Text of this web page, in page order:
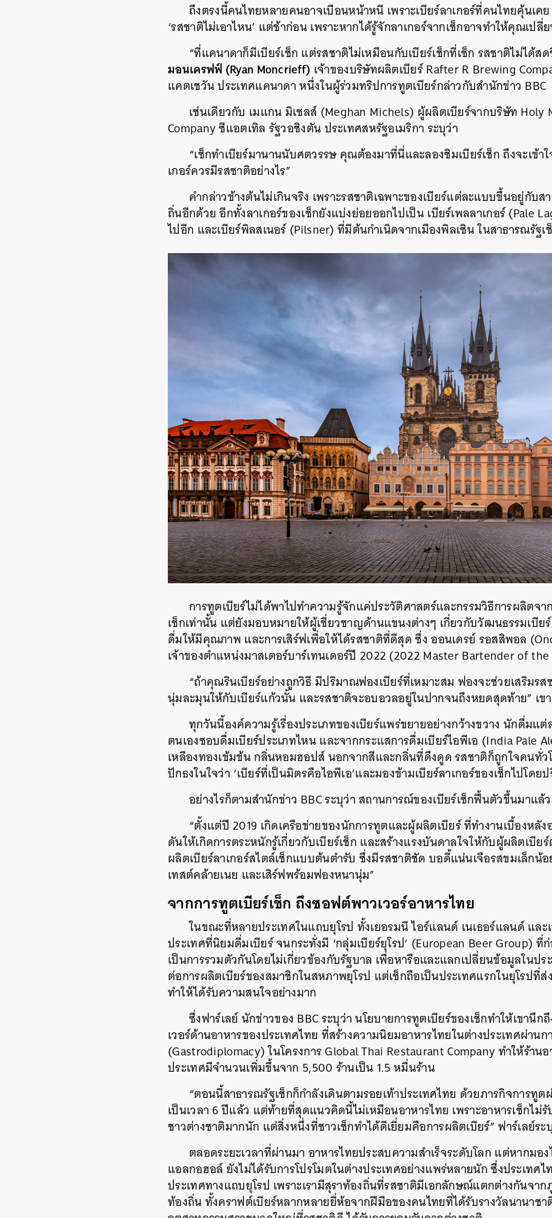
ถึงตรงนี้คนไทยหลายคนอาจเบือนหน้าหนี เพราะเบียร์ลาเกอร์ที่คนไทยคุ้นเค
‘รสชาติไม่เอาไหน’ แต่ช้าก่อน เพราะหากได้รู้จักลาเกอร์จากเช็กอาจทำให้คุณเป
“ที่แคนาดาก็มีเบียร์เช็ก แต่รสชาติไม่เหมือนกับเบียร์เช็กที่เช็ก รสชาติไม่ได้ส
มอนเครฟฟ์ (Ryan Moncrieff) เจ้าของบริษัทผลิตเบียร์ Rafter R Brewing
แคตเชวัน ประเทศแคนาดา หนึ่งในผู้ร่วมทริปการทูตเบียร์กล่าวกับสำนักข่าว BBC
เช่นเดียวกับ เมแกน มิเชลส์ (Meghan Michels) ผู้ผลิตเบียร์จากบริษัท Holy
Company ซีแอตเทิล รัฐวอชิงตัน ประเทศสหรัฐอเมริกา ระบุว่า
“เช็กทำเบียร์มานานนับศตวรรษ คุณต้องมาที่นี่และลองชิมเบียร์เช็ก ถึงจะเข้า
เกอร์ควรมีรสชาติอย่างไร”
คำกล่าวข้างต้นไม่เกินจริง เพราะรสชาติเฉพาะของเบียร์แต่ละแบบขึ้นอยู่กับ
ถิ่นอีกด้วย อีกทั้งลาเกอร์ของเช็กยังแบ่งย่อยออกไปเป็น เบียร์เพลลาเกอร์ (Pale
ไปอีก และเบียร์พิลสเนอร์ (Pilsner) ที่มีต้นกำเนิดจากเมืองพิลเซิน ในสาธารณรัฐเ
การทูตเบียร์ไม่ได้พาไปทำความรู้จักแค่ประวัติศาสตร์และกรรมวิธีการผลิตจา
เช็กเท่านั้น แต่ยังมอบหมายให้ผู้เชี่ยวชาญด้านแขนงต่างๆ เกี่ยวกับวัฒนธรรมเบีย
ดื่มให้มีคุณภาพ และการเสิร์ฟเพื่อให้ได้รสชาติที่ดีสุด ซึ่ง ออนเดรย์ รอสสิพอล
เจ้าของตำแหน่งมาสเตอร์บาร์เทนเดอร์ปี 2022 (2022 Master Bartender of
“ถ้าคุณรินเบียร์อย่างถูกวิธี มีปริมาณฟองเบียร์ที่เหมาะสม ฟองจะช่วยเสริมร
นุ่มละมุนให้กับเบียร์แก้วนั้น และรสชาติจะอบอวลอยู่ในปากจนถึงหยดสุดท้าย” เข
ทุกวันนี้องค์ความรู้เรื่องประเภทของเบียร์แพร่ขยายอย่างกว้างขวาง นักดื่มแ
ตนเองชอบดื่มเบียร์ประเภทไหน และจากกระแสการดื่มเบียร์ไอพีเอ (India Pale
เหลืองทองเข้มข้น กลิ่นหอมฮอปส์ นอกจากสีและกลิ่นที่ดึงดูด รสชาติก็ถูกใจคนทั่
ปักธงในใจว่า ‘เบียร์ที่เป็นมิตรคือไอพีเอ’และมองข้ามเบียร์ลาเกอร์ของเช็กไปโดย
อย่างไรก็ตามสำนักข่าว BBC ระบุว่า สถานการณ์ของเบียร์เช็กฟื้นตัวขึ้นมาแล้ว
“ตั้งแต่ปี 2019 เกิดเครือข่ายของนักการทูตและผู้ผลิตเบียร์ ที่ทำงานเบื้องหลัง
ดันให้เกิดการตระหนักรู้เกี่ยวกับเบียร์เช็ก และสร้างแรงบันดาลใจให้กับผู้ผลิตเบีย
ผลิตเบียร์ลาเกอร์สไตล์เช็กแบบต้นตำรับ ซึ่งมีรสชาติชัด บอดี้แน่นเจือรสขมเล็กน้
เทสต์คล้ายเนย และเสิร์ฟพร้อมฟองหนานุ่ม”
จากการทูตเบียร์เช็ก ถึงซอฟต์พาวเวอร์อาหารไทย
ในขณะที่หลายประเทศในแถบยุโรป ทั้งเยอรมนี ไอร์แลนด์ เนเธอร์แลนด์ และ
ประเทศที่นิยมดื่มเบียร์ จนกระทั่งมี ‘กลุ่มเบียร์ยุโรป’ (European Beer Group)
เป็นการรวมตัวกันโดยไม่เกี่ยวข้องกับรัฐบาล เพื่อหารือและแลกเปลี่ยนข้อมูลในปร
ต่อการผลิตเบียร์ของสมาชิกในสหภาพยุโรป แต่เช็กถือเป็นประเทศแรกในยุโรปที่ส่
ทำให้ได้รับความสนใจอย่างมาก
ซึ่งฟาร์เลย์ นักข่าวของ BBC ระบุว่า นโยบายการทูตเบียร์ของเช็กทำให้เขานึ
เวอร์ด้านอาหารของประเทศไทย ที่สร้างความนิยมอาหารไทยในต่างประเทศผ่าน
(Gastrodiplomacy) ในโครงการ Global Thai Restaurant Company ทำให้ร้าน
ประเทศมีจำนวนเพิ่มขึ้นจาก 5,500 ร้านเป็น 1.5 หมื่นร้าน
“ตอนนี้สาธารณรัฐเช็กก็กำลังเดินตามรอยเท้าประเทศไทย ด้วยภารกิจการทูต
เป็นเวลา 6 ปีแล้ว แต่ท้ายที่สุดแนวคิดนี้ไม่เหมือนอาหารไทย เพราะอาหารเช็กไม่
ชาวต่างชาติมากนัก แต่สิ่งหนึ่งที่ชาวเช็กทำได้ดีเยี่ยมคือการผลิตเบียร์” ฟาร์เลย์ระบุ
ตลอดระยะเวลาที่ผ่านมา อาหารไทยประสบความสำเร็จระดับโลก แต่หากมอง
แอลกอฮอล์ ยังไม่ได้รับการโปรโมตในต่างประเทศอย่างแพร่หลายนัก ซึ่งประเท
ประเทศทางแถบยุโรป เพราะเรามีสุราท้องถิ่นที่รสชาติมีเอกลักษณ์แตกต่างกันจ
ท้องถิ่น ทั้งคราฟต์เบียร์หลากหลายยี่ห้อจากฝีมือของคนไทยที่ได้รับรางวัลนานาชา
SHARE TWEET LINE EMAIL